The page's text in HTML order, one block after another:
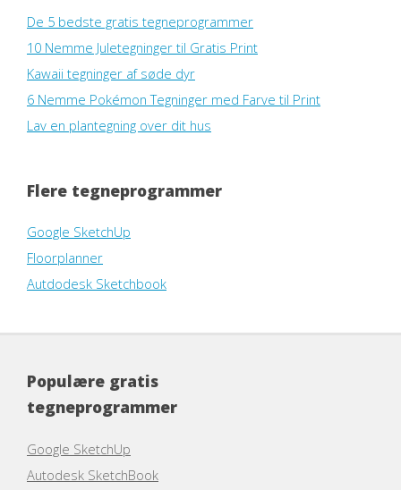
De 5 bedste gratis tegneprogrammer
10 Nemme Juletegninger til Gratis Print
Kawaii tegninger af søde dyr
6 Nemme Pokémon Tegninger med Farve til Print
Lav en plantegning over dit hus
Flere tegneprogrammer
Google SketchUp
Floorplanner
Autdodesk Sketchbook
Populære gratis
tegneprogrammer
Google SketchUp
Autodesk SketchBook